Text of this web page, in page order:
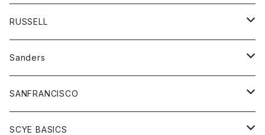
ニット
ベスト
オーバーオール
ボトム
ペインターパンツ
Tシャツ
グッズ
帽子
RUSSELL
アウター
コート
パーカー
スカート
Tシャツ
Sanders
グッズ
靴
SANFRANCISCO
アウター
SCYE BASICS